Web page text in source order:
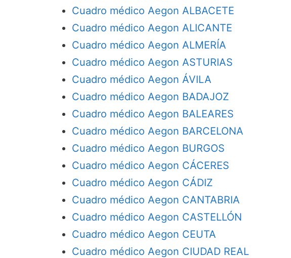
Cuadro médico Aegon ALBACETE
Cuadro médico Aegon ALICANTE
Cuadro médico Aegon ALMERÍA
Cuadro médico Aegon ASTURIAS
Cuadro médico Aegon ÁVILA
Cuadro médico Aegon BADAJOZ
Cuadro médico Aegon BALEARES
Cuadro médico Aegon BARCELONA
Cuadro médico Aegon BURGOS
Cuadro médico Aegon CÁCERES
Cuadro médico Aegon CÁDIZ
Cuadro médico Aegon CANTABRIA
Cuadro médico Aegon CASTELLÓN
Cuadro médico Aegon CEUTA
Cuadro médico Aegon CIUDAD REAL